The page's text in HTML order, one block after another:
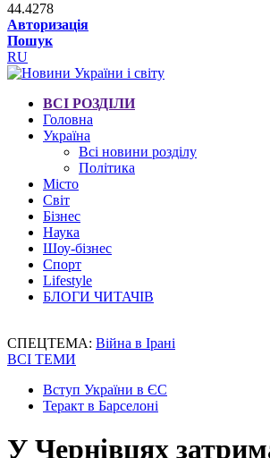
44.4278
Авторизація
Пошук
RU
ВСІ РОЗДІЛИ
Головна
Україна
Всі новини розділу
Політика
Місто
Світ
Бізнес
Наука
Шоу-бізнес
Спорт
Lifestyle
БЛОГИ ЧИТАЧІВ
СПЕЦТЕМА: Війна в Ірані
ВСІ ТЕМИ
Вступ України в ЄС
Теракт в Барселоні
У Чернівцях